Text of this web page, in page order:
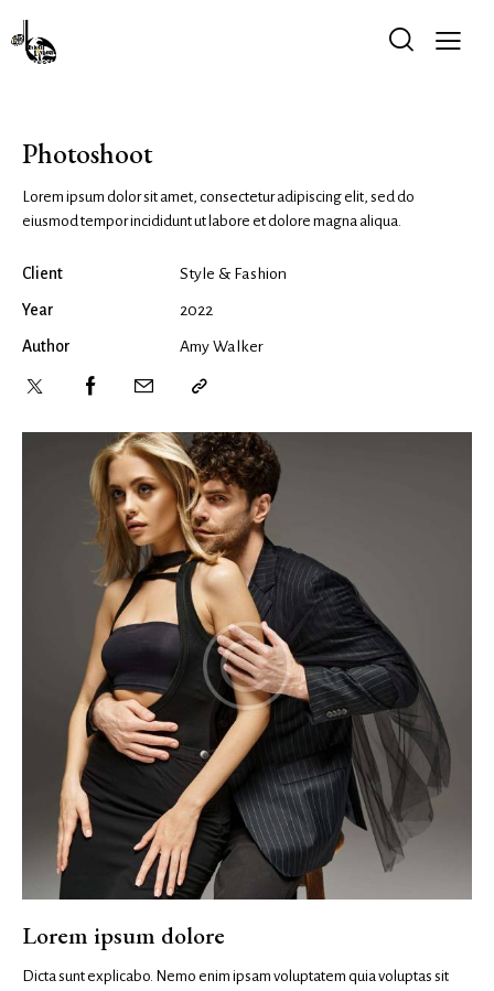
Photoshoot
Lorem ipsum dolor sit amet, consectetur adipiscing elit, sed do
eiusmod tempor incididunt ut labore et dolore magna aliqua.
Client Style & Fashion
Year 2022
Author Amy Walker
Lorem ipsum dolore
Dicta sunt explicabo. Nemo enim ipsam voluptatem quia voluptas sit